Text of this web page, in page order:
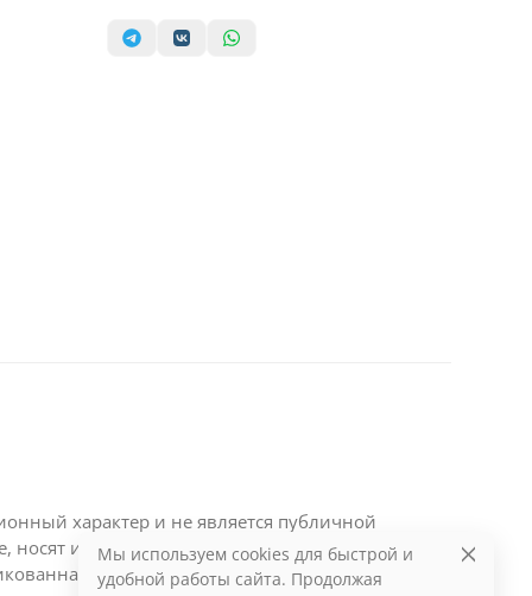
характер и не является публичной
носят информационный характер и являются
на данном сайте информация может
Мы используем cookies для быстрой и
удобной работы сайта. Продолжая